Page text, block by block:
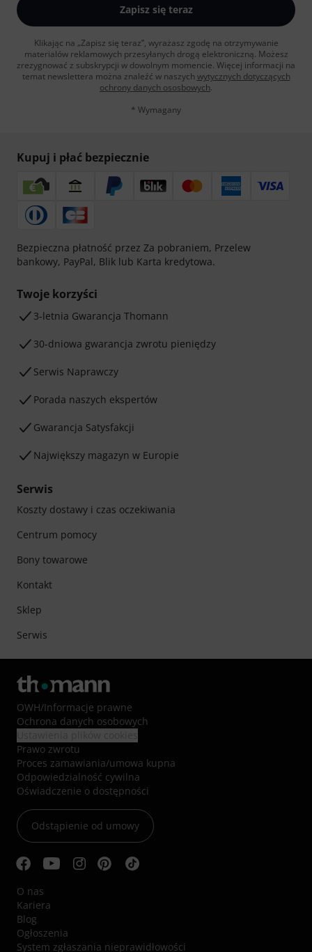
Zapisz się teraz
Klikając na „Zapisz się teraz”, wyrażasz zgodę na otrzymywanie
materialów reklamowych przesyłanych drogą elektroniczną. Możesz
zrezygnować z subskrypcji w dowolnym momencie. Więcej informacji na
temat newslettera można znaleźć w naszych wytycznych dotyczących
ochrony danych ososbowych.
* Wymagany
Kupuj i płać bezpiecznie
Bezpieczna płatność przez Za pobraniem, Przelew
bankowy, PayPal, Blik lub Karta kredytowa.
Twoje korzyści
3-letnia Gwarancja Thomann
30-dniowa gwarancja zwrotu pieniędzy
Serwis Naprawczy
Porada naszych ekspertów
Gwarancja Satysfakcji
Największy magazyn w Europie
Serwis
Koszty dostawy i czas oczekiwania
Centrum pomocy
Bony towarowe
Kontakt
Sklep
Serwis
OWH/Informacje prawne
Ochrona danych osobowych
Prawo zwrotu
Proces zamawiania/umowa kupna
Odpowiedzialność cywilna
Oświadczenie o dostępności
Odstąpienie od umowy
O nas
Kariera
Blog
Ogłoszenia
System zgłaszania nieprawidłowości